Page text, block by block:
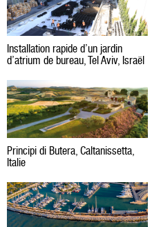
Installation rapide d’un jardin
d’atrium de bureau, Tel Aviv, Israël
Principi di Butera, Caltanissetta,
Italie